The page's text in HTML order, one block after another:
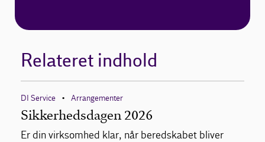
Relateret indhold
DI Service • Arrangementer
Sikkerhedsdagen 2026
Er din virksomhed klar, når beredskabet bliver